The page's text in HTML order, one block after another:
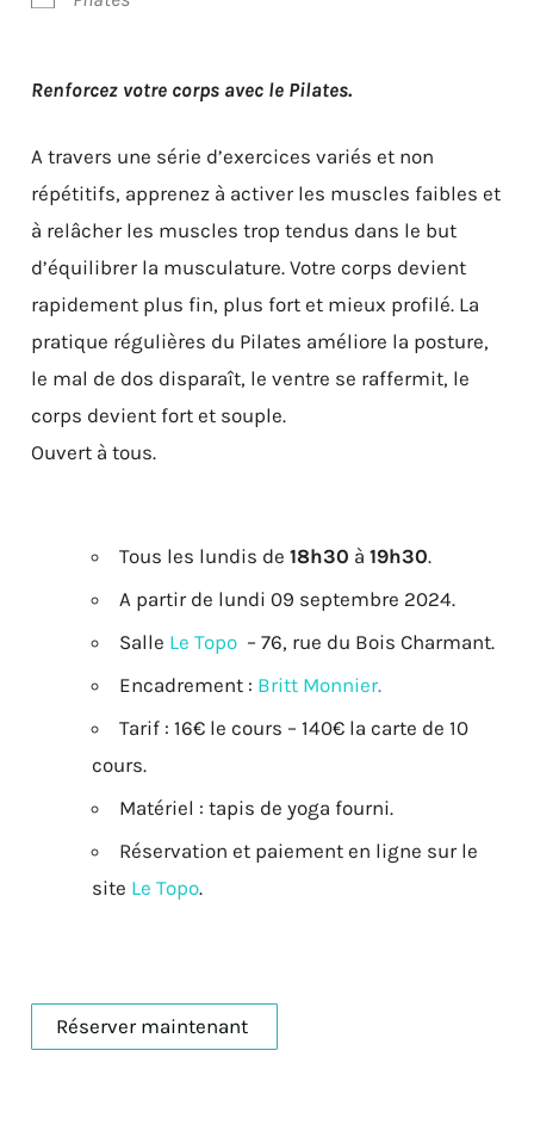
Renforcez votre corps avec le Pilates.
A travers une série d’exercices variés et non
répétitifs, apprenez à activer les muscles faibles et
à relâcher les muscles trop tendus dans le but
d’équilibrer la musculature. Votre corps devient
rapidement plus fin, plus fort et mieux profilé. La
pratique régulières du Pilates améliore la posture,
le mal de dos disparaît, le ventre se raffermit, le
corps devient fort et souple.
Ouvert à tous.
Tous les lundis de18h30 à19h30.
A partir de lundi 09 septembre 2024.
Salle Le Topo – 76, rue du Bois Charmant.
Encadrement : Britt Monnier.
Tarif : 16€ le cours – 140€ la carte de 10
cours.
Matériel : tapis de yoga fourni.
Réservation et paiement en ligne sur le
site Le Topo.
Réserver maintenant